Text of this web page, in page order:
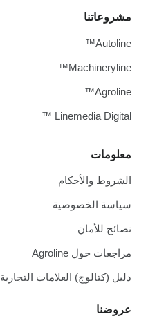
معلومات
الشروط والأحكام
سياسة الخصوصية
نصائح للأمان
مراجعات حول Agroline
دليل (كتالوج) العلامات التجارية
عروضنا
مشروعاتنا
Autoline™
Machineryline™
Agroline™
Linemedia Digital ™